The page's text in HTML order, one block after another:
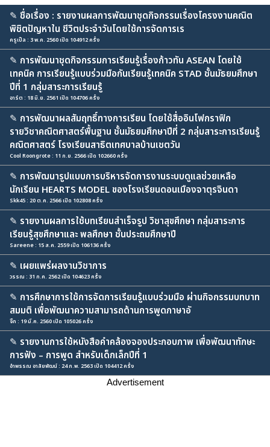
✎ ชื่อเรื่อง : รายงานผลการพัฒนาชุดกิจกรรมเรื่องโครงงานคณิต
พิชิตปัญหาใน ชีวิตประจำวันโดยใช้การจัดการเร
ครูเปิ้ล : 3 พ.ค. 2560 เปิด 104912 ครั้ง
✎ การพัฒนาชุดกิจกรรมการเรียนรู้เรื่องก้าวทัน ASEAN โดยใช้
เทคนิค การเรียนรู้แบบร่วมมือกันเรียนรู้เทคนิค STAD ชั้นมัธยมศึกษา
ปีที่ 1 กลุ่มสาระการเรียนรู้
อาร์ต : 18 มิ.ย. 2561 เปิด 104706 ครั้ง
✎ การพัฒนาผลสัมฤทธิ์ทางการเรียน โดยใช้สื่ออินโฟกราฟิก
รายวิชาคณิตศาสตร์พื้นฐาน ชั้นมัธยมศึกษาปีที่ 2 กลุ่มสาระการเรียนรู้
คณิตศาสตร์ โรงเรียนสาธิตเทศบาลบ้านเชตวัน
Cool Roongrote : 11 ก.ย. 2566 เปิด 102660 ครั้ง
✎ การพัฒนารูปแบบการบริหารจัดการงานระบบดูแลช่วยเหลือ
นักเรียน HEARTS MODEL ของโรงเรียนดอนเมืองจาตุรจินดา
Skk45 : 20 ต.ค. 2566 เปิด 102808 ครั้ง
✎ รายงานผลการใช้บทเรียนสำเร็จรูป วิชาสุขศึกษา กลุ่มสาระการ
เรียนรู้สุขศึกษาและ พลศึกษา ชั้นประถมศึกษาปี
Sareene : 15 ส.ค. 2559 เปิด 106136 ครั้ง
✎ เผยแพร่ผลงานวิชาการ
วรรณ : 31 ก.ค. 2562 เปิด 104623 ครั้ง
✎ การศึกษาการใช้การจัดการเรียนรู้แบบร่วมมือ ผ่านกิจกรรมบทบาท
สมมติ เพื่อพัฒนาความสามารถด้านการพูดภาษาอั
จิ๊ก : 19 มี.ค. 2560 เปิด 105026 ครั้ง
✎ รายงานการใช้หนังสือคำคล้องจองประกอบภาพ เพื่อพัฒนาทักษะ
การฟัง – การพูด สำหรับเด็กเล็กปีที่ 1
อำพรรณ อาลัยพัฒน์ : 24 ก.พ. 2563 เปิด 104412 ครั้ง
Advertisement